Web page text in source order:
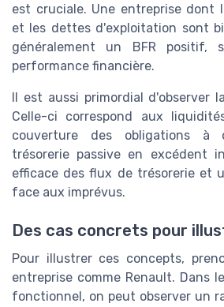
est cruciale. Une entreprise dont
et les dettes d'exploitation sont
généralement un BFR positif,
performance financière.
Il est aussi primordial d'observer
Celle-ci correspond aux
couverture des obligations à
trésorerie passive en excédent
efficace des flux de trésorerie et
face aux imprévus.
Des cas concrets pour
Pour illustrer ces concepts,
entreprise comme Renault. Dans
fonctionnel, on peut observer un